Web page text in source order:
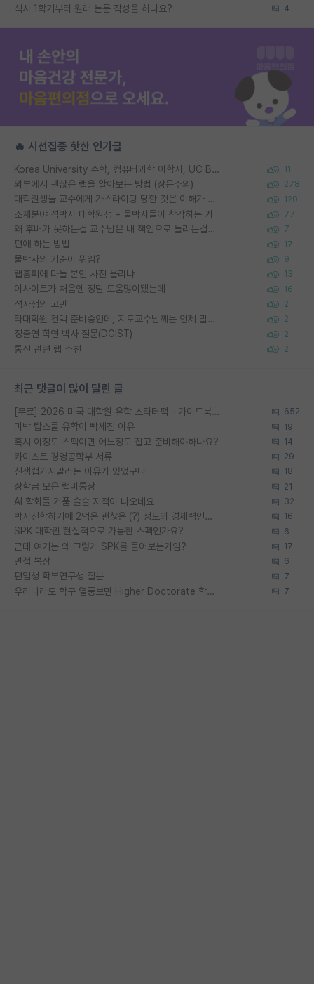
석사 1학기부터 원래 논문 작성을 하나요? 4
🔥 시선집중 핫한 인기글
Korea University 수학, 컴퓨터과학 이학사, UC Berkeley 산업공학 대학원 공학박사가 되는 것은 쉽지 않겠죠? 11
외부에서 괜찮은 랩을 알아보는 방법 (장문주의) 278
대학원생들 교수에게 가스라이팅 당한 것은 이해가 갑니다. 안타깝네요. 120
소재분야 석박사 대학원생 + 물박사들이 착각하는 거 77
왜 후배가 못하는걸 교수님은 내 책임으로 돌리는걸까요? 7
편애 하는 방법 17
물박사의 기준이 뭐임? 9
랩홈피에 다들 본인 사진 올리냐 13
이사이트가 처음엔 정말 도움많이됐는데 16
석사생의 고민 2
타대학원 컨텍 준비중인데, 지도교수님께는 언제 말씀드려야 할까요? 2
정출연 학연 박사 질문(DGIST) 2
통신 관련 랩 추천 2
최근 댓글이 많이 달린 글
[무료] 2026 미국 대학원 유학 스타터팩 - 가이드북 & 합격자 컨택메일 템플릿 652
미박 탑스쿨 유학이 빡세진 이유 19
혹시 이정도 스펙이면 어느정도 잡고 준비해야하나요? 14
카이스트 경영공학부 서류 29
신생랩가지말라는 이유가 있었구나 18
장학금 모은 랩비통장 21
AI 학회들 거품 슬슬 지적이 나오네요 32
박사진학하기에 2억은 괜찮은 (?) 정도의 경제력인가요 16
SPK 대학원 현실적으로 가능한 스펙인가요? 6
근데 여기는 왜 그렇게 SPK를 물어보는거임? 17
면접 복장 6
편입생 학부연구생 질문 7
우리나라도 학구 열풍보면 Higher Doctorate 학위가 필요하다고 봅니다. 7